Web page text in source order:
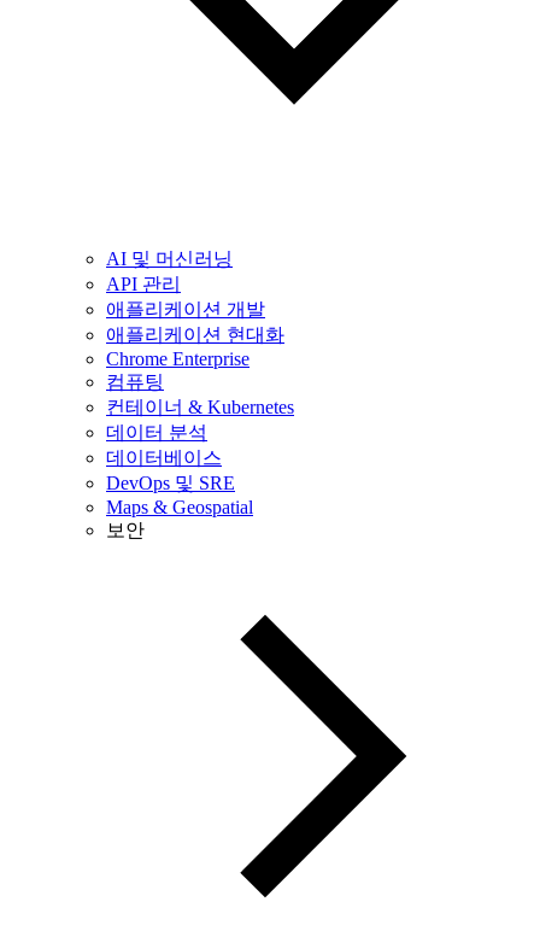
AI 및 머신러닝
API 관리
애플리케이션 개발
애플리케이션 현대화
Chrome Enterprise
컴퓨팅
컨테이너 & Kubernetes
데이터 분석
데이터베이스
DevOps 및 SRE
Maps & Geospatial
보안